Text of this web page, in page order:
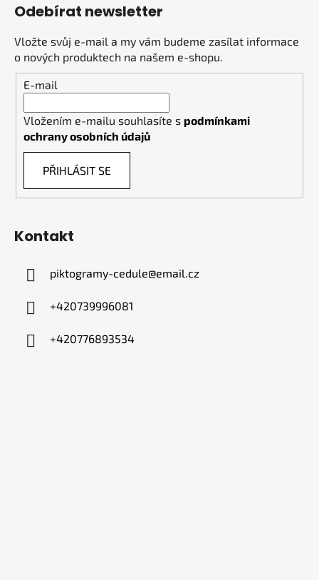
Odebírat newsletter
Vložte svůj e-mail a my vám budeme zasílat informace
o nových produktech na našem e-shopu.
E-mail
Vložením e-mailu souhlasíte s podmínkami
ochrany osobních údajů
PŘIHLÁSIT SE
Kontakt
piktogramy-cedule@email.cz
+420739996081
+420776893534